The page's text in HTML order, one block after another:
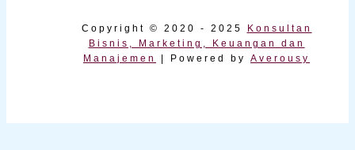
Copyright © 2020 - 2025
Konsultan
Bisnis, Marketing, Keuangan dan
Manajemen
| Powered by Averousy